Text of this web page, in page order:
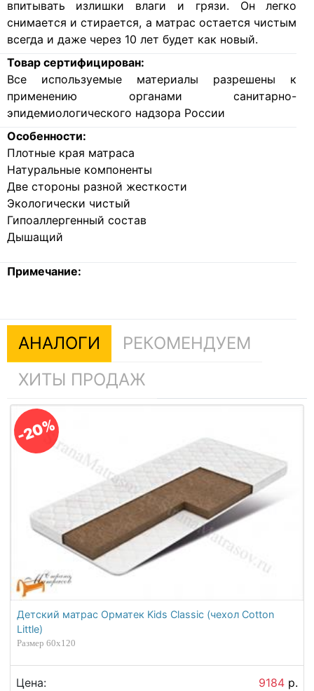
впитывать излишки влаги и грязи. Он легко
снимается и стирается, а матрас остается чистым
всегда и даже через 10 лет будет как новый.
Товар сертифицирован:
Все используемые материалы разрешены к
применению органами санитарно-
эпидемиологического надзора России
Особенности:
Плотные края матраса
Натуральные компоненты
Две стороны разной жесткости
Экологически чистый
Гипоаллергенный состав
Дышащий
Примечание:
АНАЛОГИ
РЕКОМЕНДУЕМ
ХИТЫ ПРОДАЖ
-20%
Детский матрас Орматек Kids Classic (чехол Cotton
Little)
Размер 60х120
Цена: 9184 р.